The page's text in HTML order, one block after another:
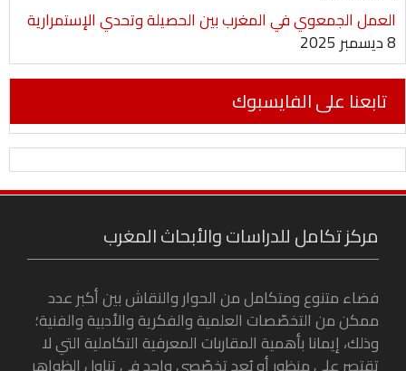
العمل الجمعوي في المغرب بين الحصيلة وتحدي الإستمرارية
8 ديسمبر 2025
تابعنا على الفايسبوك
مركز تكامل للدراسات والأبحاث المغرب
فضاء متنوع ومتكامل من الحوار والنقاش بين أكبر عدد
ممكن من التخصّصات العلمية والفكرية والأدبية والفنية؛
وذلك، إيمانا بأهمية المقاربات المعرفية التكاملية التي لا